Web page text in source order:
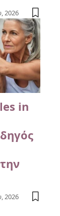
2026
in
2026